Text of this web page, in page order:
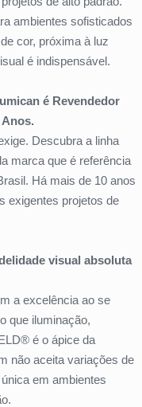
ambientes sofisticados
cor, próxima à luz
é indispensável.
é Revendedor
Descubra a linha
marca que é referência
Há mais de 10 anos
exigentes projetos de
visual absoluta
a excelência ao se
que iluminação,
é o ápice da
não aceita variações de
em ambientes